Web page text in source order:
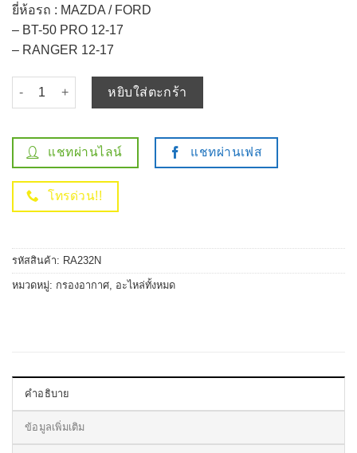
ยี่ห้อรถ : MAZDA / FORD
– BT-50 PRO 12-17
– RANGER 12-17
จำนวน กรองอากาศ MAZDA BT-50 PRO / FORD RANGER 12-17 -
หยิบใส่ตะกร้า
แชทผ่านไลน์ แชทผ่านเฟส
โทรด่วน!!
รหัสสินค้า: RA232N
หมวดหมู่: กรองอากาศ, อะไหล่ทั้งหมด
คำอธิบาย
ข้อมูลเพิ่มเติม